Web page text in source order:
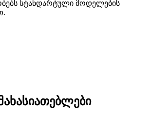
სტანდარტული მოდელების